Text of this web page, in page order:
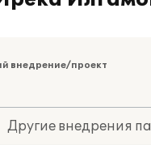
внедрение/проект
Другие внедрения